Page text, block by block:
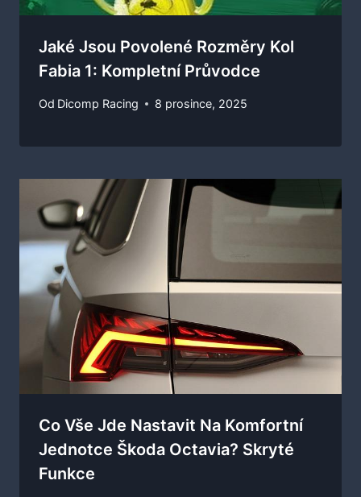
Jaké Jsou Povolené Rozměry Kol
Fabia 1: Kompletní Průvodce
Od Dicomp Racing 8 prosince, 2025
Co Vše Jde Nastavit Na Komfortní
Jednotce Škoda Octavia? Skryté
Funkce